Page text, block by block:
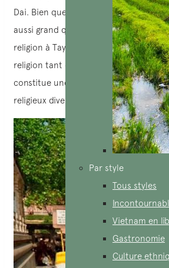
Par style
Tous styles
Vietnam en
Gastronomie
Culture
Dai. Bien que le temple de Chau Doc
aussi grand que la Sainte-See dans le
religion à Tay Ninh, il porte
religion tant dans son esthétique que
constitue une contribution
religieux diversifié de Chau Doc.